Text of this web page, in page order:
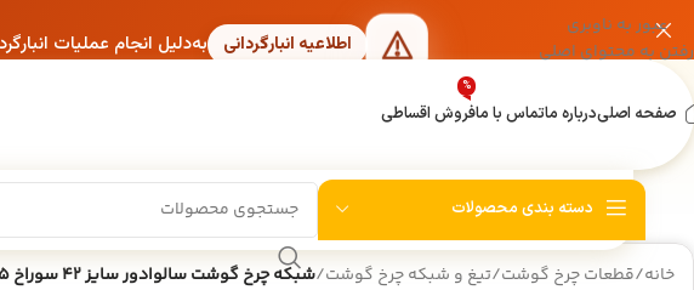
عبور به ناوبری
رفتن به محتوای اصلی
اطلاعیه انبارگردانی به‌دلیل انجام عملیات
صفحه اصلیدرباره ماتماس با مافروش اقساطی
%
دسته بندی محصولات
خانه/قطعات چرخ گوشت/تیغ و شبکه چرخ گوشت/شبکه چرخ گوشت سالوادور سایز 42 سوراخ 3.5